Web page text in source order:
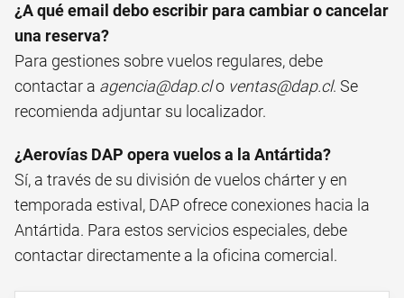
¿A qué email debo escribir para cambiar o cancelar
una reserva?
Para gestiones sobre vuelos regulares, debe
contactar a agencia@dap.clo ventas@dap.cl. Se
recomienda adjuntar su localizador.
¿Aerovías DAP opera vuelos a la Antártida?
Sí, a través de su división de vuelos chárter y en
temporada estival, DAP ofrece conexiones hacia la
Antártida. Para estos servicios especiales, debe
contactar directamente a la oficina comercial.